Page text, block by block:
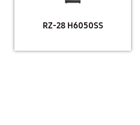
RZ-28 H6050SS